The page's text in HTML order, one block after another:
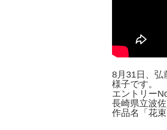
8月31日、弘
様子です。
エントリー
長崎県立波
作品名「花束